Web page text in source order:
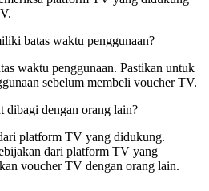
batas waktu penggunaan?
waktu penggunaan. Pastikan untuk
sebelum membeli voucher TV.
dibagi dengan orang lain?
platform TV yang didukung.
dari platform TV yang
voucher TV dengan orang lain.